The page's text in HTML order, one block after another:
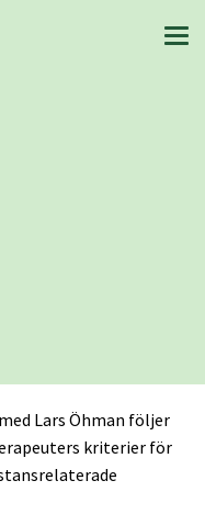
Lars Öhman följer
kriterier för